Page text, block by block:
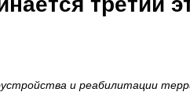
и реабилитации